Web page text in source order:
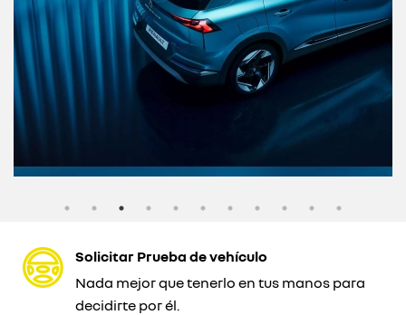
Solicitar Prueba de vehículo
Nada mejor que tenerlo en tus manos para
decidirte por él.